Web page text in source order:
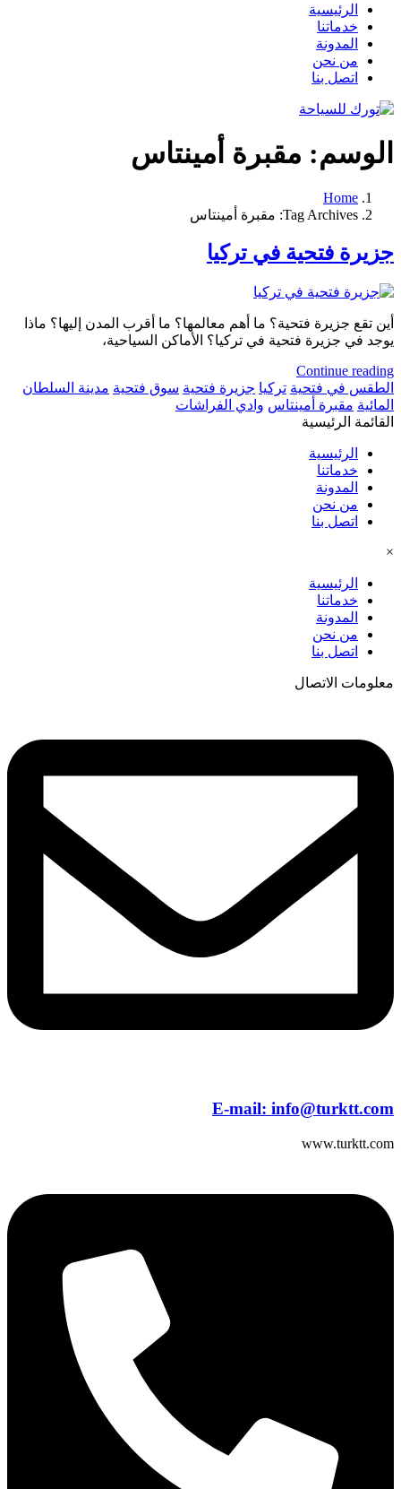
الرئيسية
خدماتنا
المدونة
من نحن
اتصل بنا
الوسم: مقبرة أمينتاس
Home
Tag Archives: مقبرة أمينتاس
جزيرة فتحية في تركيا
أين تقع جزيرة فتحية؟ ما أهم معالمها؟ ما أقرب المدن إليها؟ ماذا
يوجد في جزيرة فتحية في تركيا؟ الأماكن السياحية،
Continue reading
الطقس في فتحية تركيا جزيرة فتحية سوق فتحية مدينة السلطان
المائية مقبرة أمينتاس وادي الفراشات
القائمة الرئيسية
الرئيسية
خدماتنا
المدونة
من نحن
اتصل بنا
×
الرئيسية
خدماتنا
المدونة
من نحن
اتصل بنا
معلومات الاتصال
E-mail: info@turktt.com
www.turktt.com